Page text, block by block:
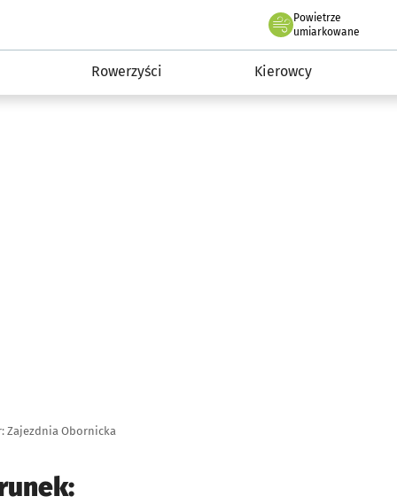
Powietrze
we Wrocławiu
umiarkowane
Rowerzyści Kierowcy
Zajezdnia Obornicka